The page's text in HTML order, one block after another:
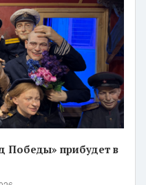
Победы» прибудет в